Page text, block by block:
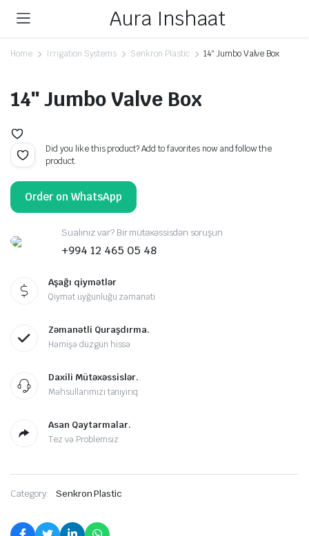
Aura Inshaat
Home Irrigation Systems Senkron Plastic 14″ Jumbo Valve Box
14″ Jumbo Valve Box
Did you like this product? Add to favorites now and follow the
product.
Order on WhatsApp
Sualınız var? Bir mütəxəssisdən soruşun
+994 12 465 05 48
Aşağı qiymətlər
Qiymət uyğunluğu zəmanəti
Zəmanətli Quraşdırma.
Həmişə düzgün hissə
Daxili Mütəxəssislər.
Məhsullarımızı tanıyırıq
Asan Qaytarmalar.
Tez və Problemsiz
Category: Senkron Plastic